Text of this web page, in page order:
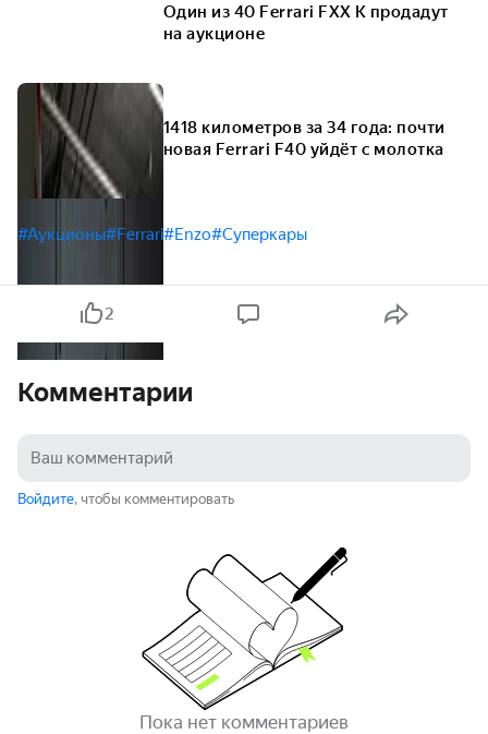
Один из 40 Ferrari FXX K продадут
на аукционе
1418 километров за 34 года: почти
новая Ferrari F40 уйдёт с молотка
#Аукционы#Ferrari#Enzo#Суперкары
2
Комментарии
Войдите, чтобы комментировать
Пока нет комментариев